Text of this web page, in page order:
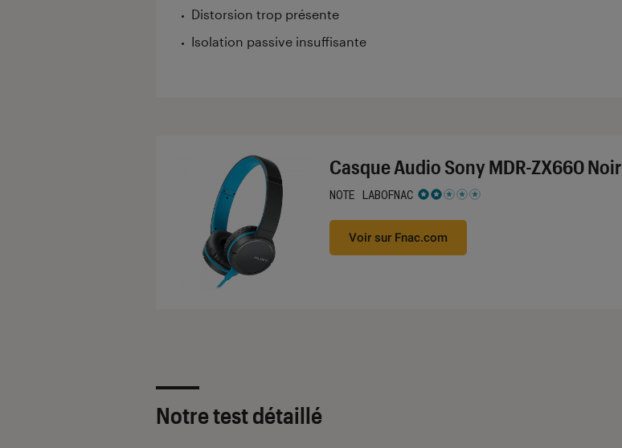
Distorsion trop présente
Isolation passive insuffisante
Casque Audio Sony MDR-ZX660 Noir
NOTE LABOFNAC
Noté 2 étoiles sur 5
Voir sur Fnac.com
Notre test détaillé